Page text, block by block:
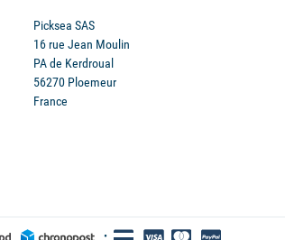
Picksea SAS
16 rue Jean Moulin
PA de Kerdroual
56270 Ploemeur
France
•
vos préférences pour